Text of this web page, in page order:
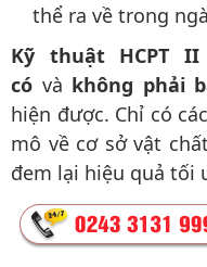
thể ra về trong
Kỹ thuật HCPT II
có và không phải
hiện được. Chỉ có
mô về cơ sở vật
đem lại hiệu quả tối